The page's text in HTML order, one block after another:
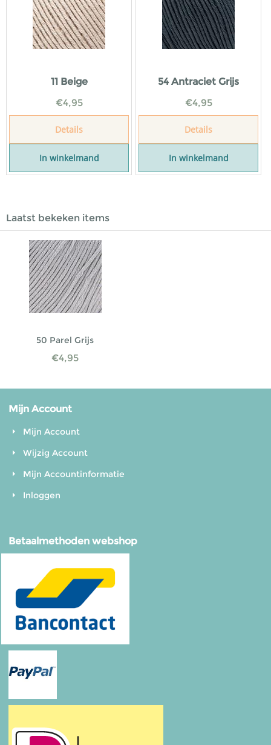
11 Beige
€4,95
Details
In winkelmand
54 Antraciet Grijs
€4,95
Details
In winkelmand
Laatst bekeken items
50 Parel Grijs
€4,95
Mijn Account
Mijn Account
Wijzig Account
Mijn Accountinformatie
Inloggen
Betaalmethoden webshop